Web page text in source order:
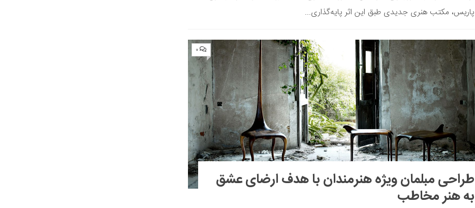
پاریس، مکتب هنری جدیدی طبق این اثر پایه‌گذاری...
۰
طراحی مبلمان ویژه هنرمندان با هدف ارضای عشق
به هنر مخاطب